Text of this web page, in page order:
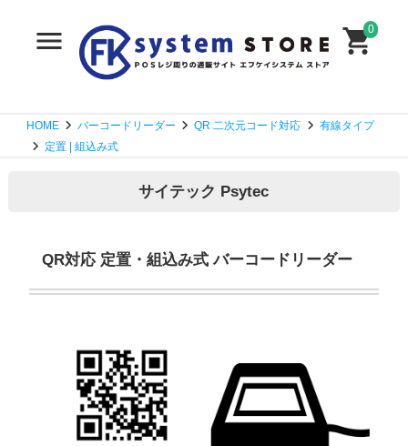
0
HOME バーコードリーダー QR 二次元コード対応
有線タイプ
定置 | 組込み式
サイテック Psytec
QR対応 定置・組込み式 バーコードリーダー